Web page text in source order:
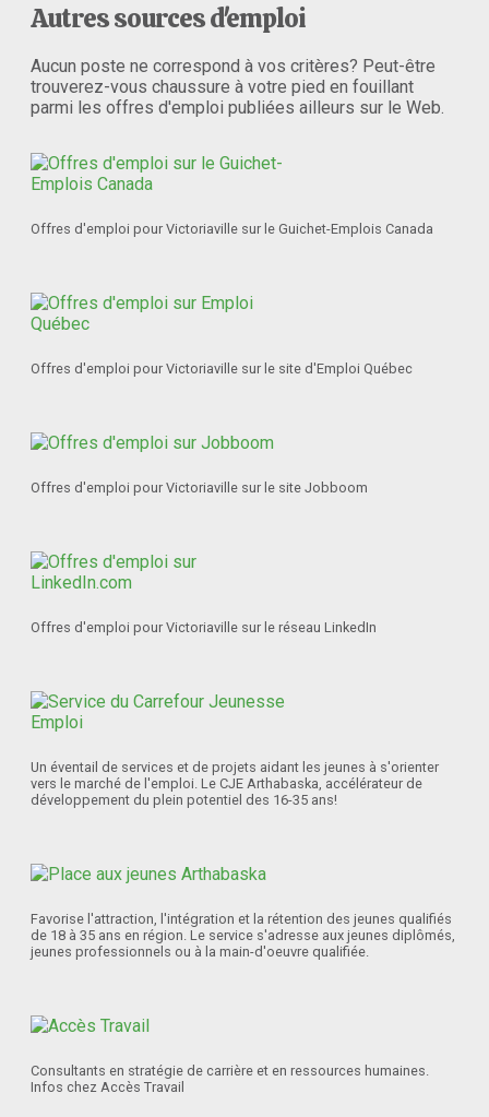
Autres sources d'emploi
Aucun poste ne correspond à vos critères? Peut-être
trouverez-vous chaussure à votre pied en fouillant
parmi les offres d'emploi publiées ailleurs sur le Web.
Offres d'emploi pour Victoriaville sur le Guichet-Emplois Canada
Offres d'emploi pour Victoriaville sur le site d'Emploi Québec
Offres d'emploi pour Victoriaville sur le site Jobboom
Offres d'emploi pour Victoriaville sur le réseau LinkedIn
Un éventail de services et de projets aidant les jeunes à s'orienter
vers le marché de l'emploi. Le CJE Arthabaska, accélérateur de
développement du plein potentiel des 16-35 ans!
Favorise l'attraction, l'intégration et la rétention des jeunes qualifiés
de 18 à 35 ans en région. Le service s'adresse aux jeunes diplômés,
jeunes professionnels ou à la main-d'oeuvre qualifiée.
Consultants en stratégie de carrière et en ressources humaines.
Infos chez Accès Travail